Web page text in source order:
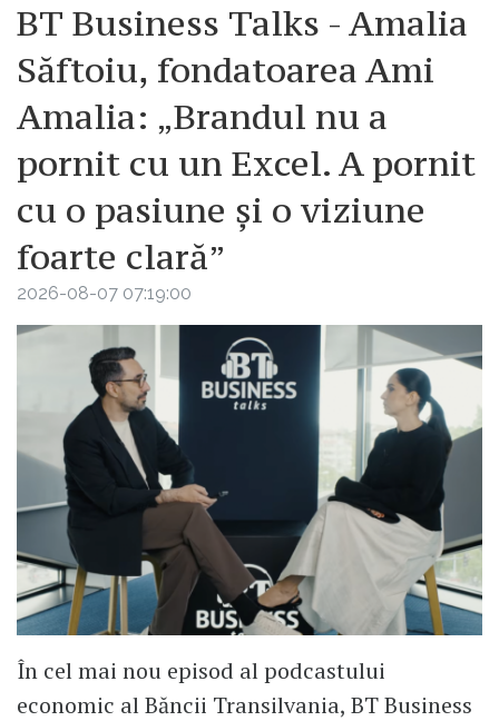
BT Business Talks - Amalia
Săftoiu, fondatoarea Ami
Amalia: „Brandul nu a
pornit cu un Excel. A pornit
cu o pasiune și o viziune
foarte clară”
2026-08-07 07:19:00
În cel mai nou episod al podcastului
economic al Băncii Transilvania, BT Business